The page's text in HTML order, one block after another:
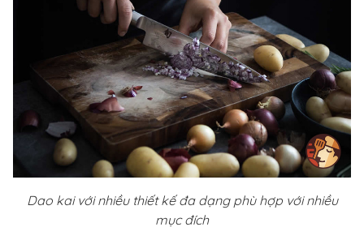
Dao kai với nhiều thiết kế đa dạng phù hợp với nhiều
mục đích